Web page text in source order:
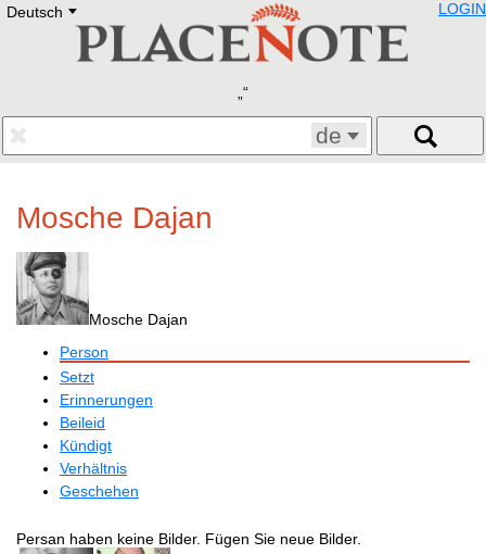
Deutsch E
Deutsch
Francais
Polski
Eestikeelne
LOGIN
de
Mosche Dajan
Mosche Dajan
Person
Setzt
Erinnerungen
Beileid
Kündigt
Verhältnis
Geschehen
Persan haben keine Bilder. Fügen Sie neue Bilder.